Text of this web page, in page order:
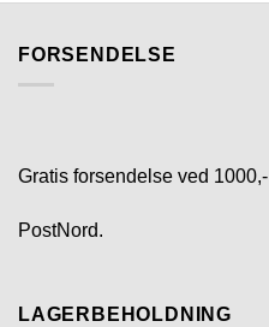
FORSENDELSE
Gratis forsendelse ved 1000,-
PostNord.
LAGERBEHOLDNING